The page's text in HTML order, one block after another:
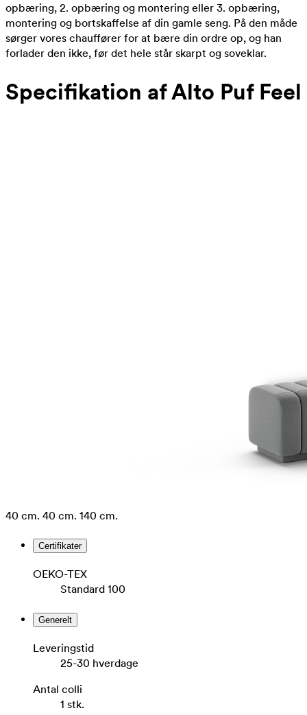
opbæring, 2. opbæring og montering eller 3. opbæring,
montering og bortskaffelse af din gamle seng. På den måde
sørger vores chauffører for at bære din ordre op, og han
forlader den ikke, før det hele står skarpt og soveklar.
Specifikation af Alto Puf Feel
40 cm. 40 cm. 140 cm.
Certifikater
OEKO-TEX
Standard 100
Generelt
Leveringstid
25-30 hverdage
Antal colli
1 stk.